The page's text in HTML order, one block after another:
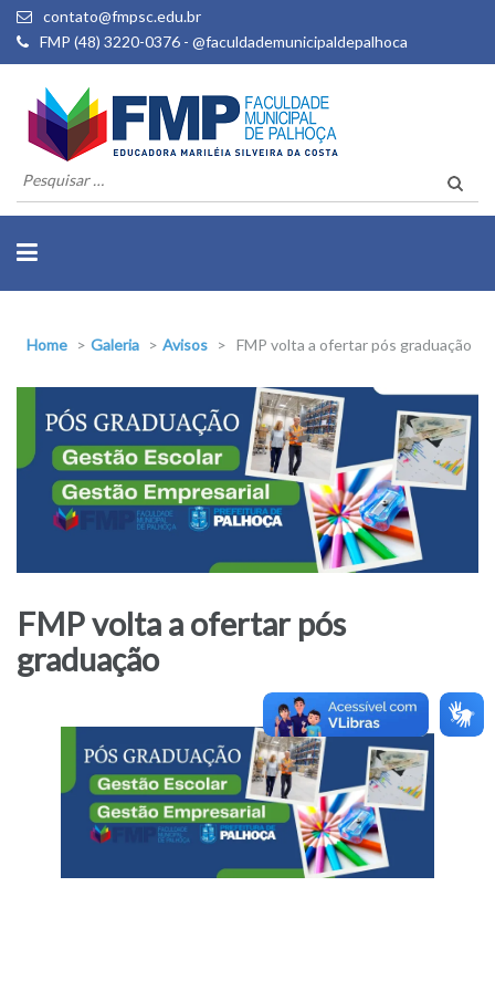
contato@fmpsc.edu.br
FMP (48) 3220-0376 - @faculdademunicipaldepalhoca
Pesquisar
por:
Home > Galeria > Avisos > FMP volta a ofertar pós graduação
FMP volta a ofertar pós
graduação